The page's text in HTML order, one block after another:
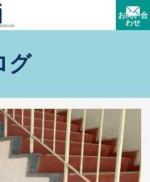
お問い合
わせ
グ